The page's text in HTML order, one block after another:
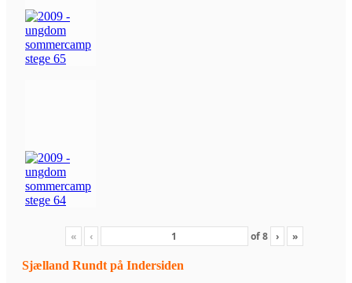
« ‹ of8 › »
Sjælland Rundt på Indersiden